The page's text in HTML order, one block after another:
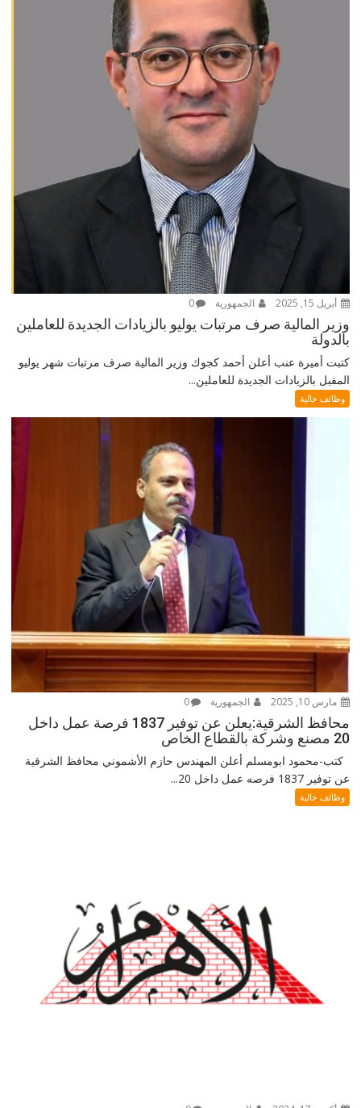
أبريل 15, 2025 الجمهورية 0
وزير المالية صرف مرتبات يوليو بالزيادات الجديدة للعاملين
بالدولة
كتبت أميرة عنب أعلن أحمد كجوك وزير المالية صرف مرتبات شهر يوليو
المقبل بالزيادات الجديدة للعاملين...
وظائف خالية
مارس 10, 2025 الجمهورية 0
محافظ الشرقية:يعلن عن توفير 1837 فرصة عمل داخل
20 مصنع وشركة بالقطاع الخاص
كتب-محمود ابومسلم أعلن المهندس حازم الأشموني محافظ الشرقية
عن توفير 1837 فرصه عمل داخل 20...
وظائف خالية